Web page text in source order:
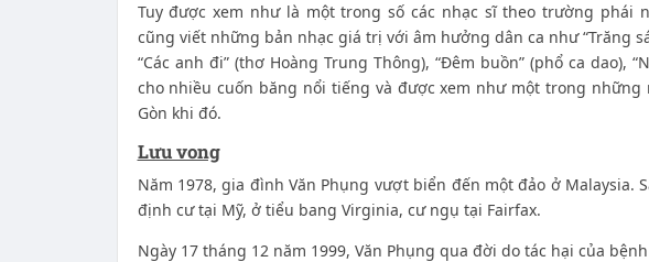
Tuy được xem như là một trong số các nhạc sĩ theo trường phái
cũng viết những bản nhạc giá trị với âm hưởng dân ca như “Trăng
“Các anh đi” (thơ Hoàng Trung Thông), “Đêm buồn” (phổ ca dao),
cho nhiều cuốn băng nổi tiếng và được xem như một trong những
Gòn khi đó.
Lưu vong
Năm 1978, gia đình Văn Phụng vượt biển đến một đảo ở Malaysia.
định cư tại Mỹ, ở tiểu bang Virginia, cư ngụ tại Fairfax.
Ngày 17 tháng 12 năm 1999, Văn Phụng qua đời do tác hại của